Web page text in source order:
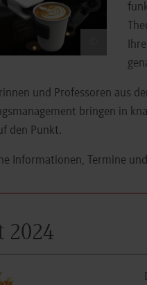
und Professoren aus
bringen in
den Punkt.
Informationen, Termine
2024